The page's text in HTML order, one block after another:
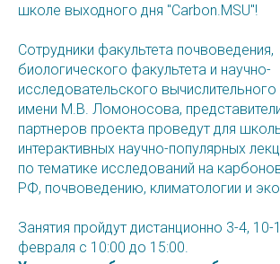
школе выходного дня "Carbon.MSU"!
Сотрудники факультета почвоведения,
биологического факультета и научно-
исследовательского
имени М.В. Ломоносова,
партнеров проекта проведут для
интерактивных научно-популярных
по тематике исследований на
РФ, почвоведению, климатологии и
Занятия пройдут дистанционно 3-4, 10-
февраля с 10:00 до 15:00.